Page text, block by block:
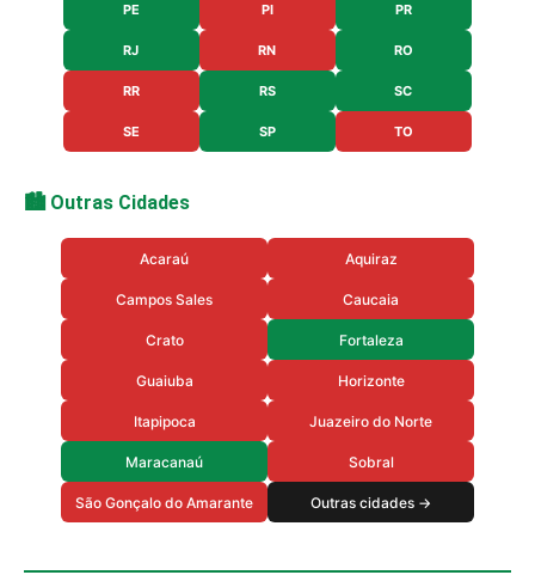
PE PI PR
RJ RN RO
RR RS SC
SE SP TO
🏙️ Outras Cidades
Acaraú Aquiraz
Campos Sales Caucaia
Crato Fortaleza
Guaiuba Horizonte
Itapipoca Juazeiro do Norte
Maracanaú Sobral
São Gonçalo do Amarante Outras cidades →